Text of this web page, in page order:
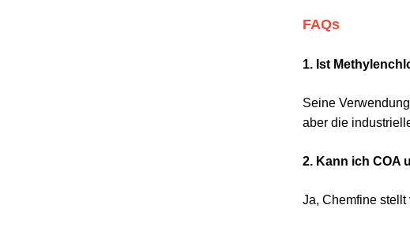
FAQs
1. Ist
Seine
aber die
2. Kann ich COA
Ja, Chemfine